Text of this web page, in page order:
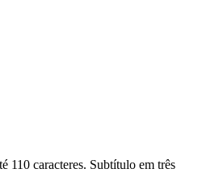
110 caracteres. Subtítulo em três